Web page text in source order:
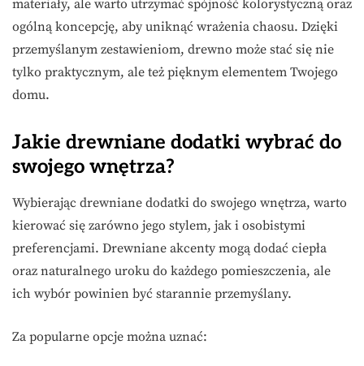
materiały, ale warto utrzymać spójność kolorystyczną oraz
ogólną koncepcję, aby uniknąć wrażenia chaosu. Dzięki
przemyślanym zestawieniom, drewno może stać się nie
tylko praktycznym, ale też pięknym elementem Twojego
domu.
Jakie drewniane dodatki wybrać do
swojego wnętrza?
Wybierając drewniane dodatki do swojego wnętrza, warto
kierować się zarówno jego stylem, jak i osobistymi
preferencjami. Drewniane akcenty mogą dodać ciepła
oraz naturalnego uroku do każdego pomieszczenia, ale
ich wybór powinien być starannie przemyślany.
Za popularne opcje można uznać: